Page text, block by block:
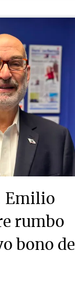
Emilio
rumbo
bono de